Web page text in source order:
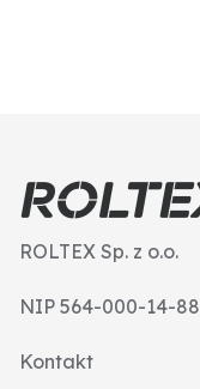
ROLTEX Sp. z o.o.
NIP 564-000-14-88
Kontakt